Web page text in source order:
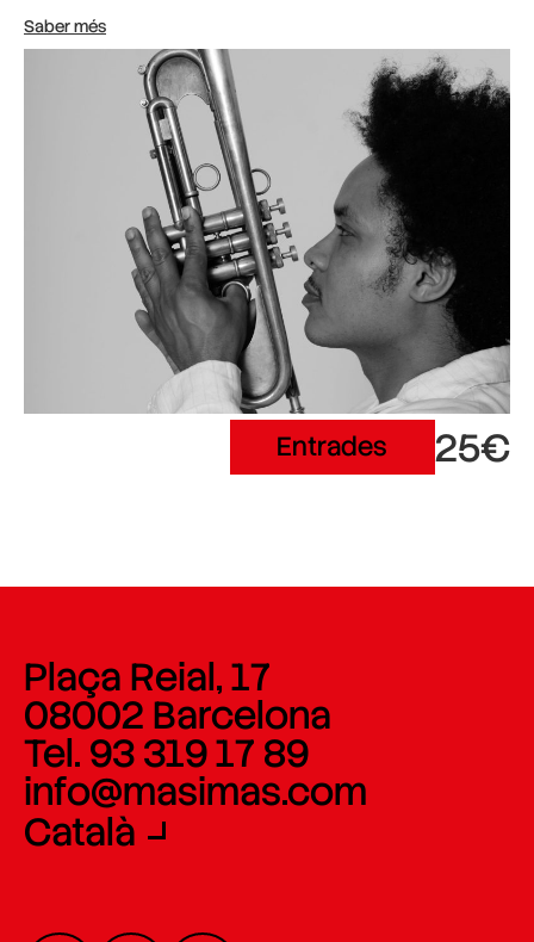
Saber més
Entrades 25€
Plaça Reial, 17
08002 Barcelona
Tel. 93 319 17 89
info@masimas.com
Català